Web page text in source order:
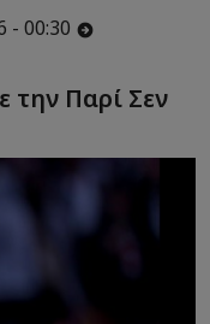
- 00:30
την Παρί Σεν